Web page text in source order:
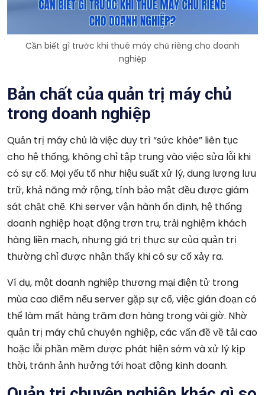
Cần biết gì trước khi thuê máy chủ riêng cho doanh
nghiệp
Bản chất của quản trị máy chủ
trong doanh nghiệp
Quản trị máy chủ là việc duy trì “sức khỏe” liên tục
cho hệ thống, không chỉ tập trung vào việc sửa lỗi khi
có sự cố. Mọi yếu tố như hiệu suất xử lý, dung lượng lưu
trữ, khả năng mở rộng, tính bảo mật đều được giám
sát chặt chẽ. Khi server vận hành ổn định, hệ thống
doanh nghiệp hoạt động trơn tru, trải nghiệm khách
hàng liền mạch, nhưng giá trị thực sự của quản trị
thường chỉ được nhận thấy khi có sự cố xảy ra.
Ví dụ, một doanh nghiệp thương mại điện tử trong
mùa cao điểm nếu server gặp sự cố, việc gián đoạn có
thể làm mất hàng trăm đơn hàng trong vài giờ. Nhờ
quản trị máy chủ chuyên nghiệp, các vấn đề về tải cao
hoặc lỗi phần mềm được phát hiện sớm và xử lý kịp
thời, tránh ảnh hưởng tới hoạt động kinh doanh.